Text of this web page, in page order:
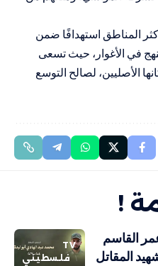
المناطق استهدافًا ضمن
في الأغوار، حيث تسعى
الأصليين، لصالح التوسع
!
TV
فلسطيني
القاسم
المقاتل